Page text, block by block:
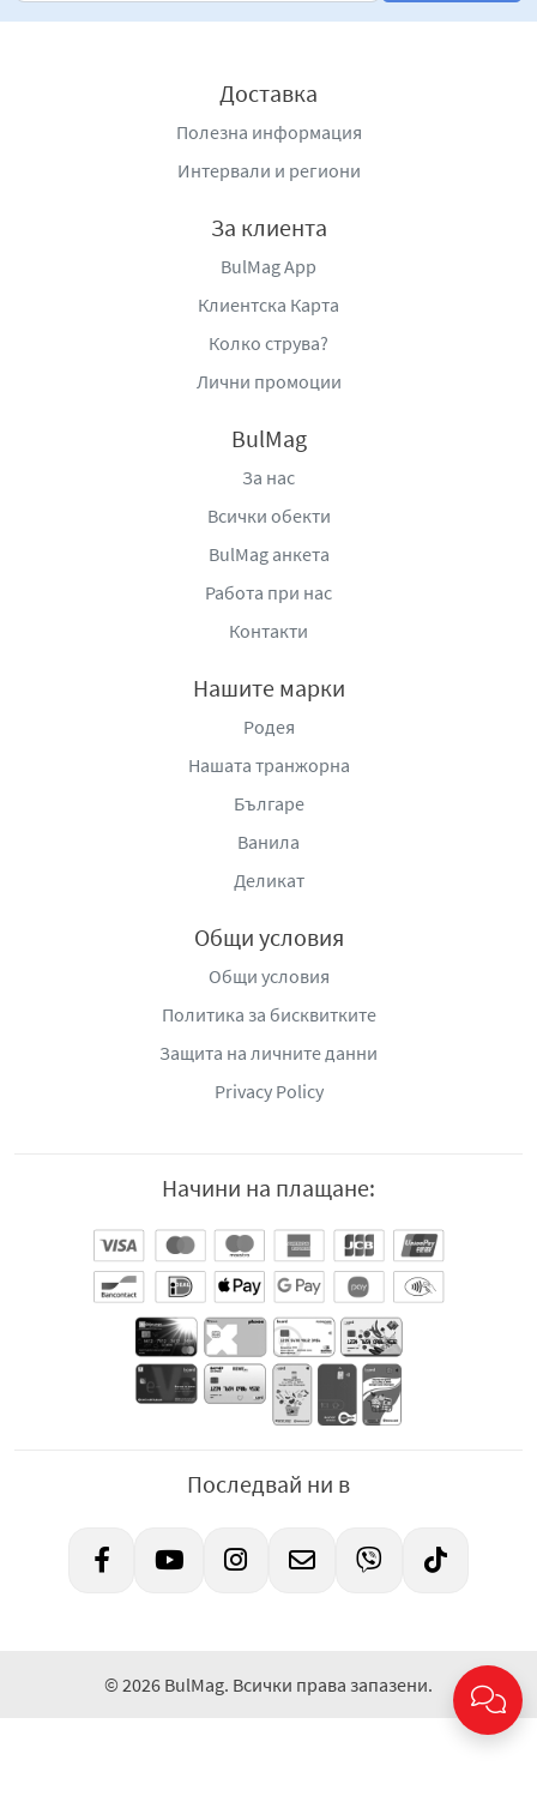
Доставка
Полезна информация
Интервали и региони
За клиента
BulMag App
Клиентска Карта
Колко струва?
Лични промоции
BulMag
За нас
Всички обекти
BulMag анкета
Работа при нас
Контакти
Нашите марки
Родея
Нашата транжорна
Българе
Ванила
Деликат
Общи условия
Общи условия
Политика за бисквитките
Защита на личните данни
Privacy Policy
Начини на плащане:
Последвай ни в
© 2026 BulMag. Всички права запазени.